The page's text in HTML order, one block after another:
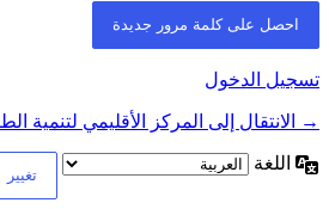
تسجيل الدخول
→ الانتقال إلى المركز الأقليمي لتنمية
اللغة